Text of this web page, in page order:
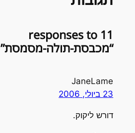
11 responses to
“מכבסת-תולה-מסמסת”
JaneLame
23 ביולי, 2006
דורש ליקוק.